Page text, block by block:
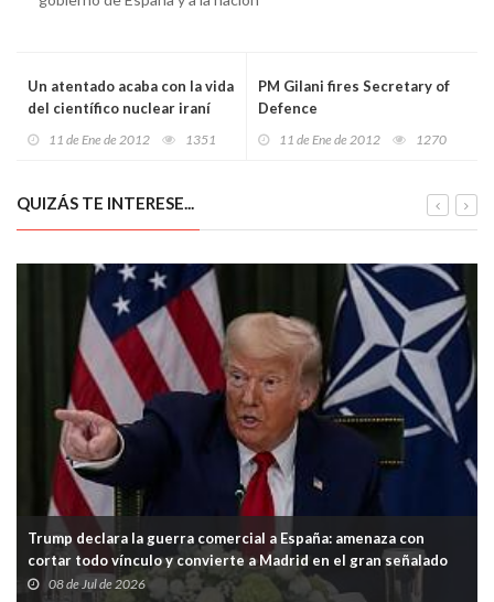
Un atentado acaba con la vida
del científico nuclear iraní
11 de Ene de 2012 1351
PM Gilani fires Secretary of
Defence
11 de Ene de 2012 1270
QUIZÁS TE INTERESE...
Trump declara la guerra comercial a España: amenaza con
cortar todo vínculo y convierte a Madrid en el gran señalado
de la OTAN
08 de Jul de 2026